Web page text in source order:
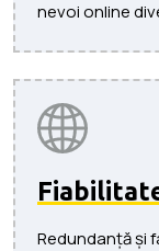
nevoi online
Redundanță și